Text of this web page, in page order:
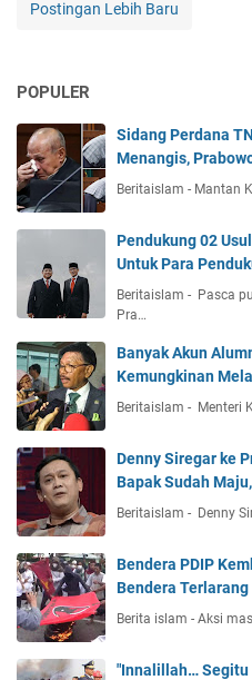
Postingan Lebih Baru
POPULER
Sidang Perdana
Menangis,
Beritaislam - Mantan
Pendukung 02
Untuk Para
Beritaislam - Pasca
Pra…
Banyak Akun
Kemungkinan
Beritaislam - Menteri
Denny Siregar ke
Bapak Sudah
Beritaislam - Denny
Bendera PDIP
Bendera Terlarang
Berita islam - Aksi
"Innalillah… Segitu